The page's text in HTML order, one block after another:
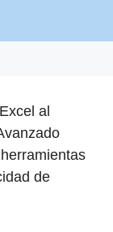
al
de